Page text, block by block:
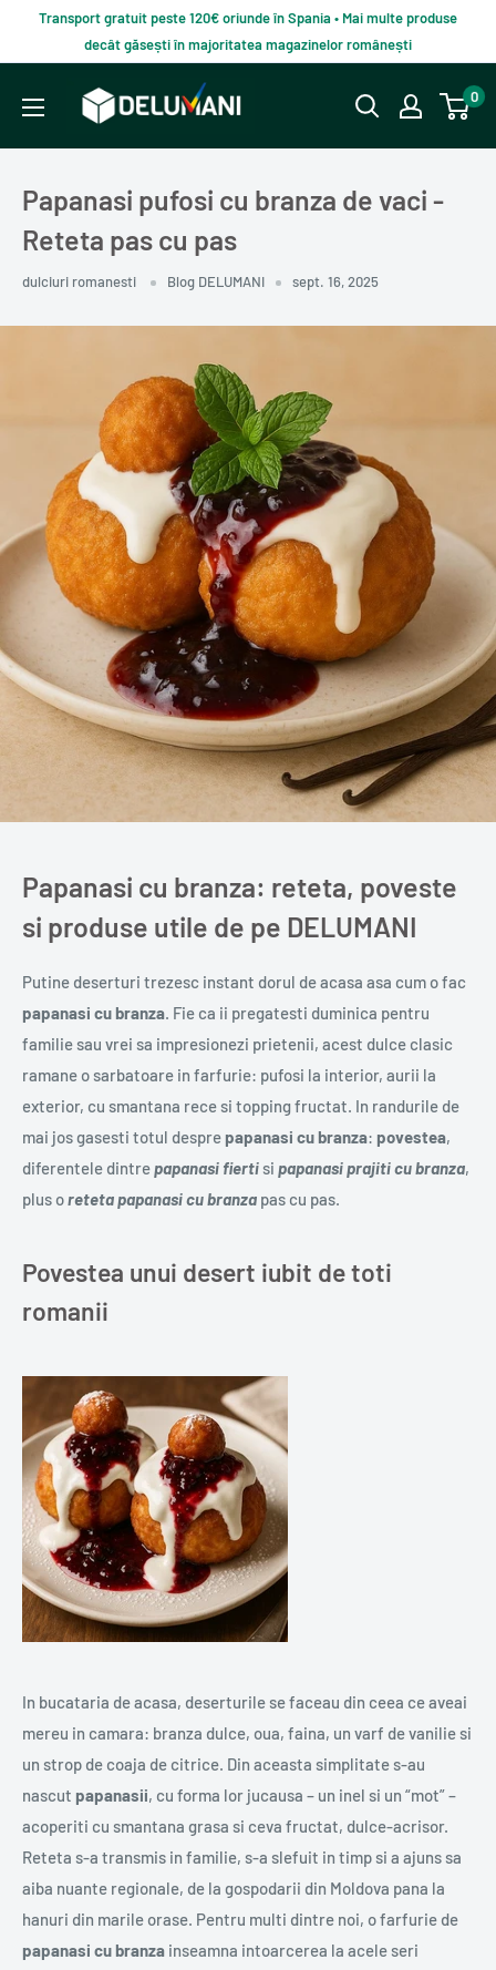
continut
Transport gratuit peste 120€ oriunde în Spania • Mai multe produse
decât găsești în majoritatea magazinelor românești
Delumani
Magazin
românesc
online
0
Papanasi pufosi cu branza de vaci -
Reteta pas cu pas
dulciuri romanesti Blog DELUMANI sept. 16, 2025
Papanasi cu branza: reteta, poveste
si produse utile de pe DELUMANI
Putine deserturi trezesc instant dorul de acasa asa cum o fac
papanasi cu branza . Fie ca ii pregatesti duminica pentru
familie sau vrei sa impresionezi prietenii, acest dulce clasic
ramane o sarbatoare in farfurie: pufosi la interior, aurii la
exterior, cu smantana rece si topping fructat. In randurile de
mai jos gasesti totul despre papanasi cu branza: povestea,
diferentele dintrepapanasi fierti si papanasi prajiti cu branza,
plus oreteta papanasi cu branza pas cu pas.
Povestea unui desert iubit de toti
romanii
In bucataria de acasa, deserturile se faceau din ceea ce aveai
mereu in camara: branza dulce, oua, faina, un varf de vanilie si
un strop de coaja de citrice. Din aceasta simplitate s-au
nascut papanasii, cu forma lor jucausa – un inel si un “mot” –
acoperiti cu smantana grasa si ceva fructat, dulce-acrisor.
Reteta s-a transmis in familie, s-a slefuit in timp si a ajuns sa
aiba nuante regionale, de la gospodarii din Moldova pana la
hanuri din marile orase. Pentru multi dintre noi, o farfurie de
papanasi cu branza inseamna intoarcerea la acele seri